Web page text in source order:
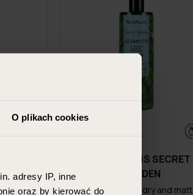
O plikach cookies
adresy IP, inne
oraz by kierować do
to
VIS PLANTIS SECRET
GARDEN
Shampoo for dry and matt